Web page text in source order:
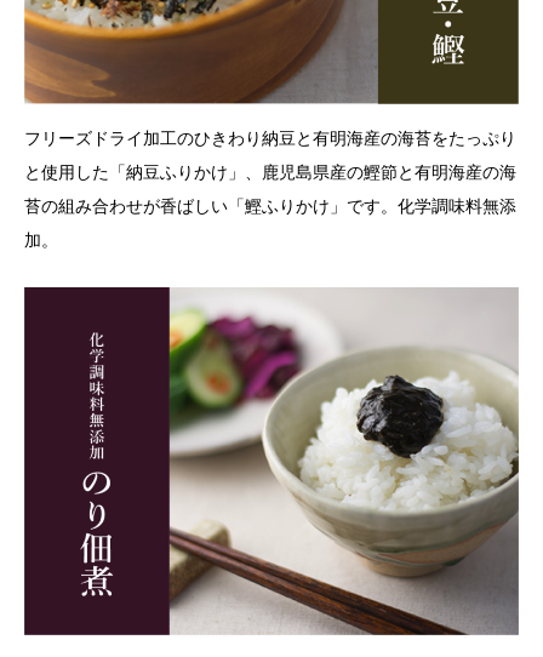
フリーズドライ加工のひきわり納豆と有明海産の海苔をたっぷり
と使用した「納豆ふりかけ」、鹿児島県産の鰹節と有明海産の海
苔の組み合わせが香ばしい「鰹ふりかけ」です。化学調味料無添
加。